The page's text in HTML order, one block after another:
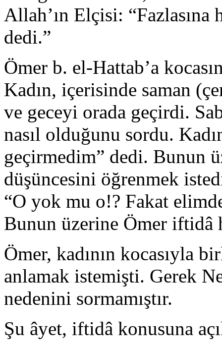
Allah’ın Elçisi:
dedi.”
Ömer b. el-Hattab’a
Kadın, içerisinde saman
ve geceyi orada geçirdi.
nasıl olduğunu sordu.
geçirmedim” dedi. Bunun
düşüncesini öğrenmek
“O yok mu o!? Fakat
Bunun üzerine Ömer iftidâ
Ömer, kadının kocasıyla
anlamak istemişti. Gerek
nedenini sormamıştır.
Şu âyet, iftidâ konusuna